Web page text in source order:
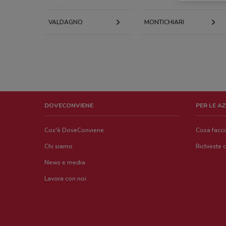
VALDAGNO MONTICHIARI
DOVECONVIENE
Cos'è DoveConviene
Chi siamo
News e media
Lavora con noi
PER LE
Cosa
Richieste